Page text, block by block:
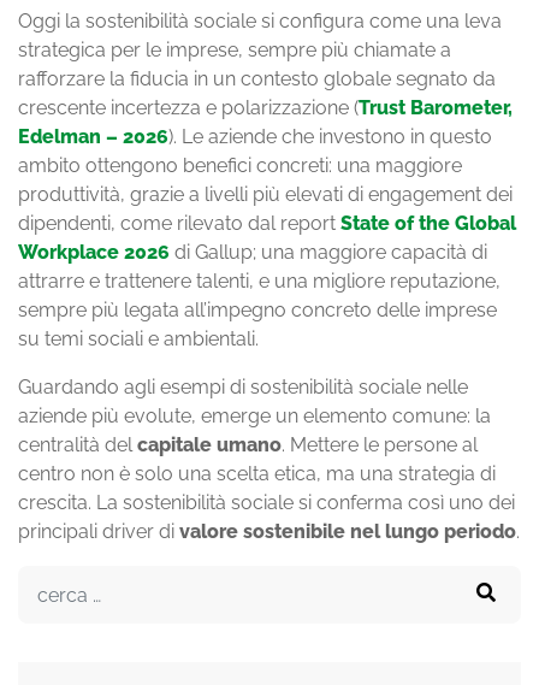
Oggi la sostenibilità sociale si configura come una leva
strategica per le imprese, sempre più chiamate a
rafforzare la fiducia in un contesto globale segnato da
crescente incertezza e polarizzazione (Trust Barometer,
Edelman – 2026). Le aziende che investono in questo
ambito ottengono benefici concreti: una maggiore
produttività, grazie a livelli più elevati di engagement dei
dipendenti, come rilevato dal report State of the Global
Workplace 2026 di Gallup; una maggiore capacità di
attrarre e trattenere talenti, e una migliore reputazione,
sempre più legata all’impegno concreto delle imprese
su temi sociali e ambientali.
Guardando agli esempi di sostenibilità sociale nelle
aziende più evolute, emerge un elemento comune: la
centralità delcapitale umano. Mettere le persone al
centro non è solo una scelta etica, ma una strategia di
crescita. La sostenibilità sociale si conferma così uno dei
principali driver di valore sostenibile nel lungo periodo.